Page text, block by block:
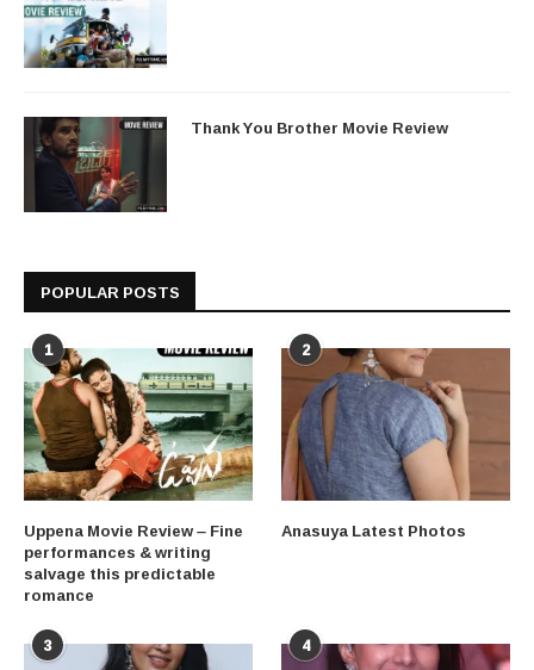
Thank You Brother Movie Review
POPULAR POSTS
1
Uppena Movie Review – Fine
performances & writing
salvage this predictable
romance
2
Anasuya Latest Photos
3 4